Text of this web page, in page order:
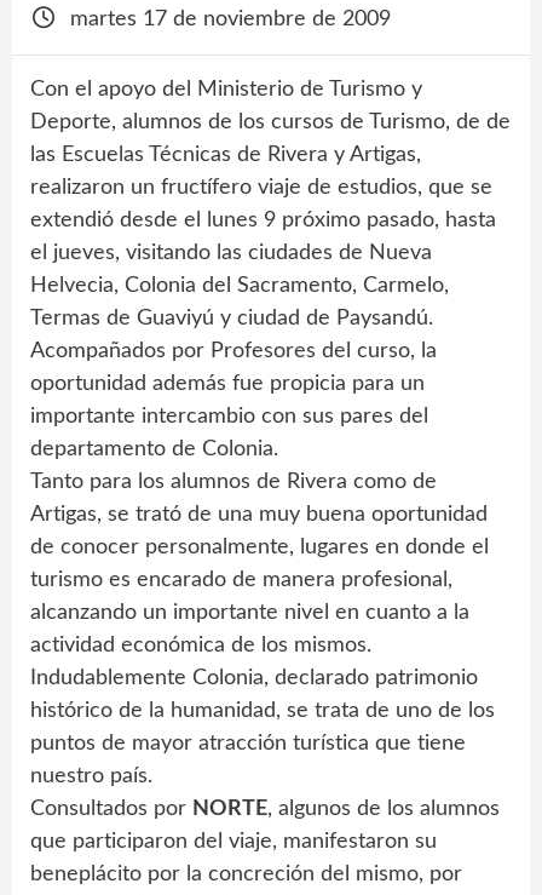
martes 17 de noviembre de 2009
Con el apoyo del Ministerio de Turismo y
Deporte, alumnos de los cursos de Turismo, de de
las Escuelas Técnicas de Rivera y Artigas,
realizaron un fructífero viaje de estudios, que se
extendió desde el lunes 9 próximo pasado, hasta
el jueves, visitando las ciudades de Nueva
Helvecia, Colonia del Sacramento, Carmelo,
Termas de Guaviyú y ciudad de Paysandú.
Acompañados por Profesores del curso, la
oportunidad además fue propicia para un
importante intercambio con sus pares del
departamento de Colonia.
Tanto para los alumnos de Rivera como de
Artigas, se trató de una muy buena oportunidad
de conocer personalmente, lugares en donde el
turismo es encarado de manera profesional,
alcanzando un importante nivel en cuanto a la
actividad económica de los mismos.
Indudablemente Colonia, declarado patrimonio
histórico de la humanidad, se trata de uno de los
puntos de mayor atracción turística que tiene
nuestro país.
Consultados por NORTE, algunos de los alumnos
que participaron del viaje, manifestaron su
beneplácito por la concreción del mismo, por